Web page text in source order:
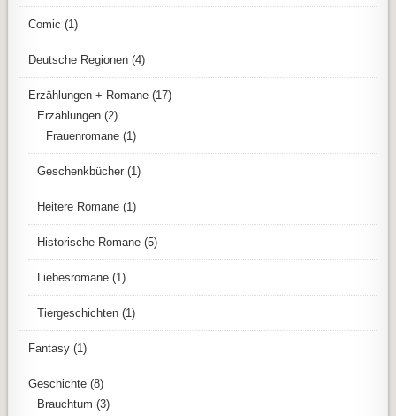
Comic (1)
Deutsche Regionen (4)
Erzählungen + Romane (17)
Erzählungen (2)
Frauenromane (1)
Geschenkbücher (1)
Heitere Romane (1)
Historische Romane (5)
Liebesromane (1)
Tiergeschichten (1)
Fantasy (1)
Geschichte (8)
Brauchtum (3)